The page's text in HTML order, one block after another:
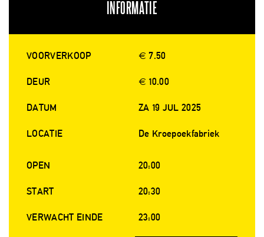
INFORMATIE
VOORVERKOOP € 7.50
DEUR € 10.00
DATUM ZA 19 JUL 2025
LOCATIE De Kroepoekfabriek
OPEN 20:00
START 20:30
VERWACHT EINDE 23:00